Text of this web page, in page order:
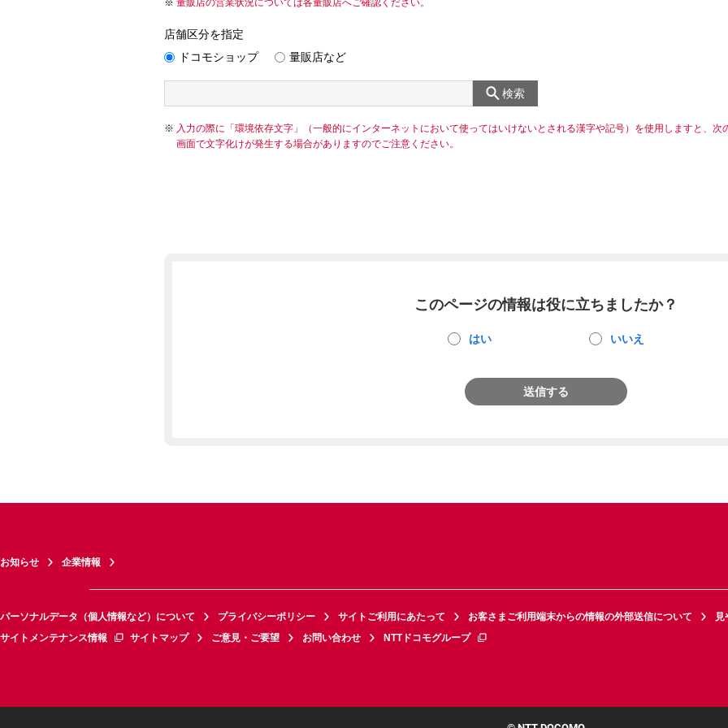
量販店の営業状況については各量販店へご確認ください。
店舗区分を指定
ドコモショップ
量販店など
検索
入力の際に「環境依存文字」（一般的にインターネットにおいて使ってはいけないとされる漢字や記号）を使用しますと、次
画面で文字化けが発生する場合がありますのでご注意ください。
このページの情報は役に立ちましたか？
はい いいえ
送信する
お知らせ 企業情報
パーソナルデータ（個人情報など）について プライバシーポリシー サイトご利用にあたって お客さまご利用端末からの情報の外部送信について
見
サイトメンテナンス情報
サイトマップ ご意見・ご要望 お問い合わせ NTTドコモグループ